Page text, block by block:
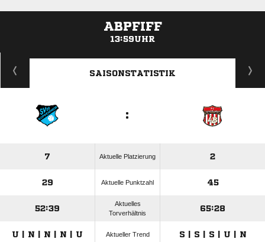
ABPFIFF
13:59UHR
ANZEIGE
SAISONSTATISTIK
:
7 Aktuelle Platzierung 2
29 Aktuelle Punktzahl 45
52:39
Aktuelles
Torverhältnis
65:28
U | N | N | N | U Aktueller Trend S | S | S | U | N